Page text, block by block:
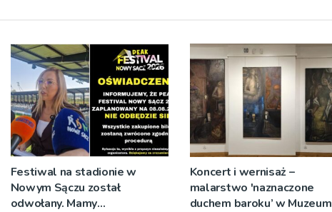
Festiwal na stadionie w
Nowym Sączu został
odwołany. Mamy
Koncert i wernisaż –
malarstwo 'naznaczone
duchem baroku’ w Muzeum